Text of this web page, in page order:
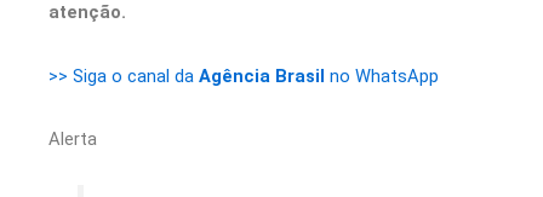
atenção.
>> Siga o canal da Agência Brasil no WhatsApp
Alerta